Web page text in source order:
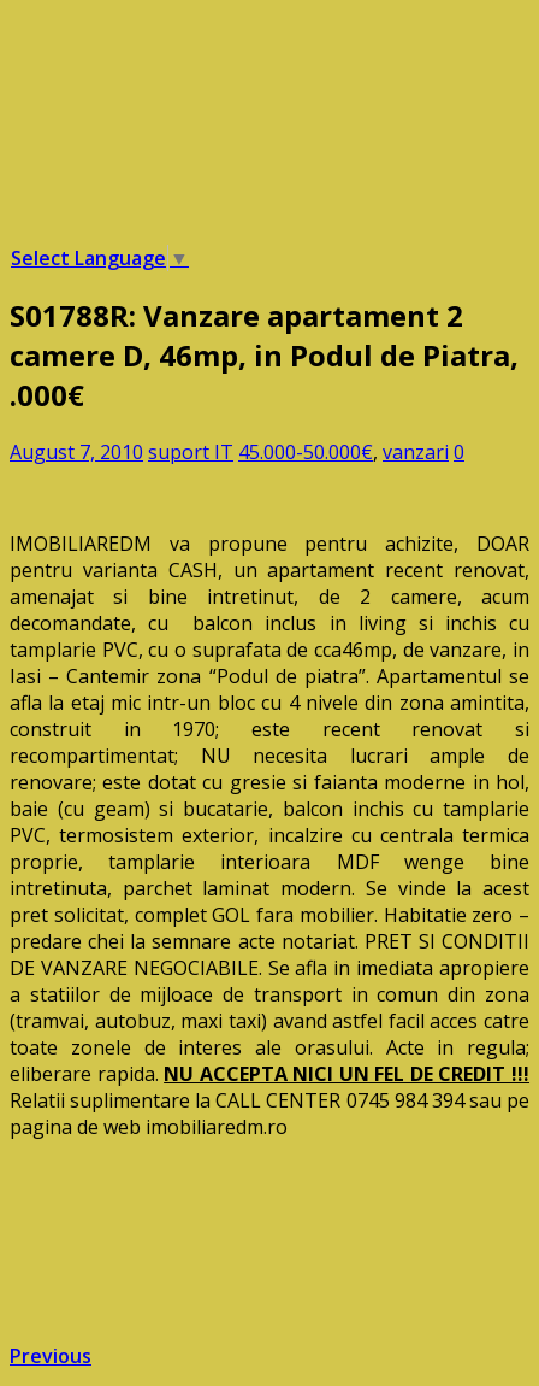
Select Language ▼
S01788R: Vanzare apartament 2
camere D, 46mp, in Podul de Piatra,
.000€
August 7, 2010 suport IT 45.000-50.000€, vanzari 0
IMOBILIAREDM va propune pentru achizite, DOAR
pentru varianta CASH, un apartament recent renovat,
amenajat si bine intretinut, de 2 camere, acum
decomandate, cu balcon inclus in living si inchis cu
tamplarie PVC, cu o suprafata de cca46mp, de vanzare, in
Iasi – Cantemir zona “Podul de piatra”. Apartamentul se
afla la etaj mic intr-un bloc cu 4 nivele din zona amintita,
construit in 1970; este recent renovat si
recompartimentat; NU necesita lucrari ample de
renovare; este dotat cu gresie si faianta moderne in hol,
baie (cu geam) si bucatarie, balcon inchis cu tamplarie
PVC, termosistem exterior, incalzire cu centrala termica
proprie, tamplarie interioara MDF wenge bine
intretinuta, parchet laminat modern. Se vinde la acest
pret solicitat, complet GOL fara mobilier. Habitatie zero –
predare chei la semnare acte notariat. PRET SI CONDITII
DE VANZARE NEGOCIABILE. Se afla in imediata apropiere
a statiilor de mijloace de transport in comun din zona
(tramvai, autobuz, maxi taxi) avand astfel facil acces catre
toate zonele de interes ale orasului. Acte in regula;
eliberare rapida. NU ACCEPTA NICI UN FEL DE CREDIT !!!
Relatii suplimentare la CALL CENTER 0745 984 394 sau pe
pagina de web imobiliaredm.ro
Previous